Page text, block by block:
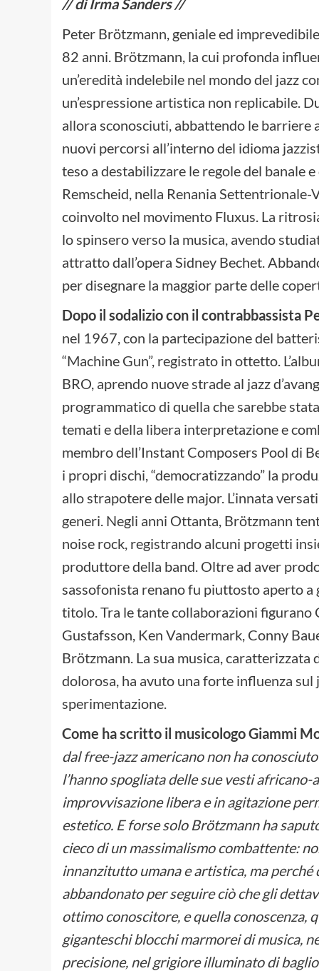
Peter Brötzmann, geniale ed
82 anni. Brötzmann, la cui profonda
un’eredità indelebile nel mondo del jazz
un’espressione artistica non replicabile.
allora sconosciuti, abbattendo le barriere
nuovi percorsi all’interno del idioma
teso a destabilizzare le regole del banale
Remscheid, nella Renania
coinvolto nel movimento Fluxus. La
lo spinsero verso la musica, avendo
attratto dall’opera Sidney Bechet.
per disegnare la maggior parte delle
Dopo il sodalizio con il contrabbassista
nel 1967, con la partecipazione del
“Machine Gun”, registrato in ottetto.
BRO, aprendo nuove strade al jazz
programmatico di quella che sarebbe
temati e della libera interpretazione e
membro dell’Instant Composers Pool di
i propri dischi, “democratizzando” la
allo strapotere delle major. L’innata
generi. Negli anni Ottanta, Brötzmann
noise rock, registrando alcuni progetti
produttore della band. Oltre ad aver
sassofonista renano fu piuttosto aperto
titolo. Tra le tante collaborazioni figurano
Gustafsson, Ken Vandermark, Conny
Brötzmann. La sua musica, caratterizzata
dolorosa, ha avuto una forte influenza sul
sperimentazione.
Come ha scritto il musicologo Giammi
dal free-jazz americano non ha
l’hanno spogliata delle sue vesti
improvvisazione libera e in agitazione
estetico. E forse solo Brötzmann ha
cieco di un massimalismo combattente:
innanzitutto umana e artistica, ma
abbandonato per seguire ciò che gli
ottimo conoscitore, e quella conoscenza,
giganteschi blocchi marmorei di musica,
precisione, nel grigiore illuminato di